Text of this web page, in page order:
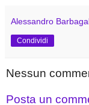
Alessandro
Condividi
Nessun
Posta un